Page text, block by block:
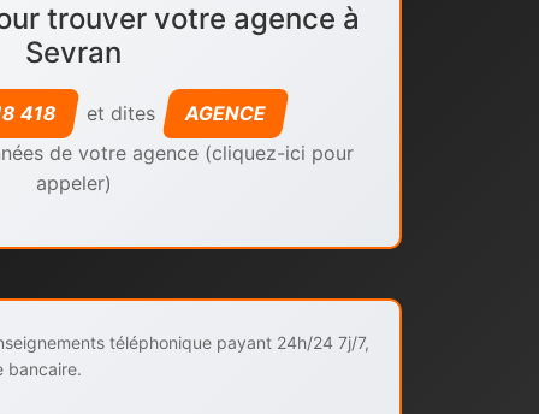
trouver votre agence à
Sevran
418 et dites
AGENCE
de votre agence (cliquez-ici pour
appeler)
téléphonique payant 24h/24 7j/7,
bancaire.